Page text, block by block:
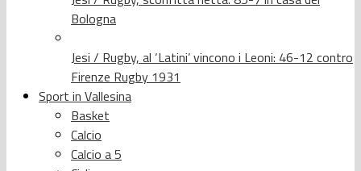
Bologna
Jesi / Rugby, al ‘Latini’ vincono i Leoni: 46-12 contro
Firenze Rugby 1931
Sport in Vallesina
Basket
Calcio
Calcio a 5